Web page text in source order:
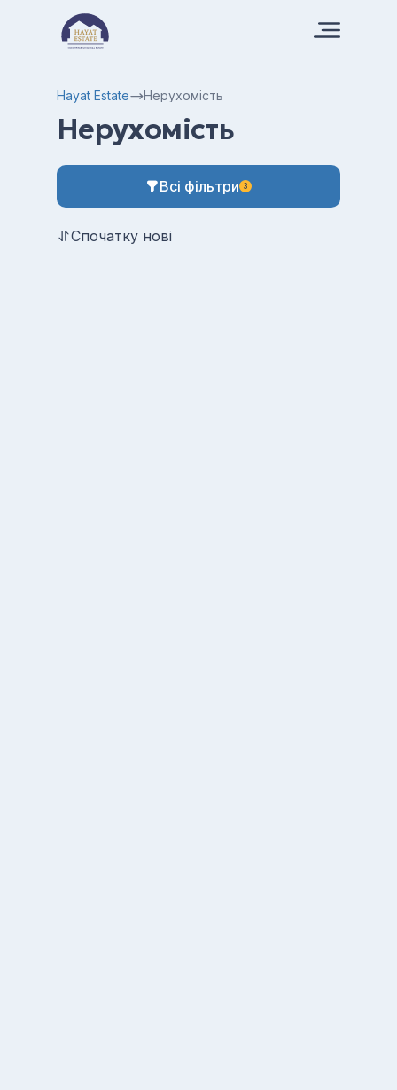
Hayat Estate Нерухомість
Нерухомість
Всі фільтри 3
Спочатку нові